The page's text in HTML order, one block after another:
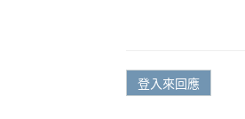
登入來回應